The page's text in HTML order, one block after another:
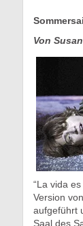
Von
“La vida
Version
aufgeführt
Saal des